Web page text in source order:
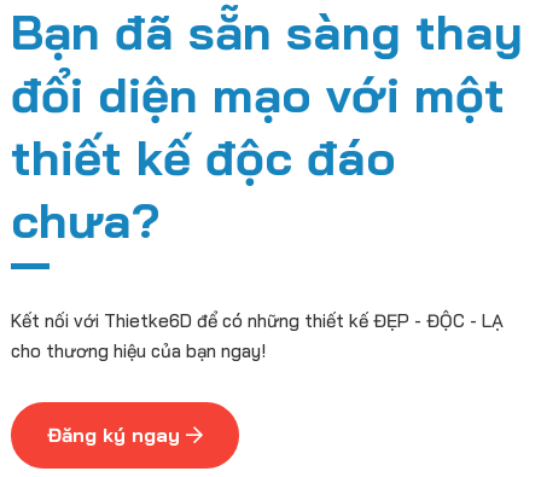
Bạn đã sẵn sàng thay
đổi diện mạo với một
thiết kế độc đáo
chưa?
Kết nối với Thietke6D để có những thiết kế ĐẸP - ĐỘC - LẠ
cho thương hiệu của bạn ngay!
Đăng ký ngay